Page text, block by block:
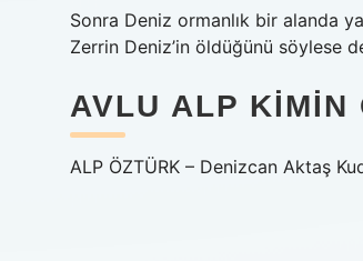
Sonra Deniz ormanlık bir alanda
Zerrin Deniz’in öldüğünü söylese
AVLU ALP KIMIN
ALP ÖZTÜRK – Denizcan Aktaş